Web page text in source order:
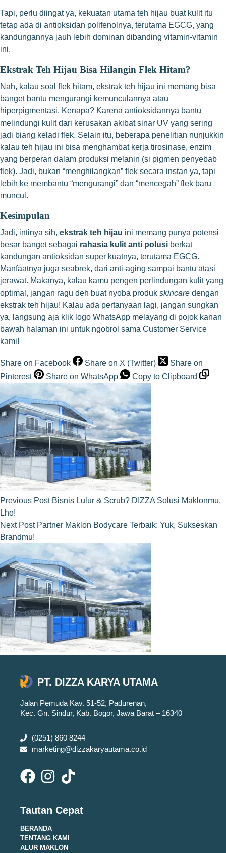
Tapi, perlu diingat ya, kekuatan utama teh hijau buat kulit itu
tetap ada di antioksidan polifenolnya, terutama EGCG, yang
kandungannya jauh lebih dominan dibanding vitamin-vitamin
ini.
Ekstrak Teh Hijau Bisa Hilangin Flek Hitam?
Nah, kalau soal flek hitam, ekstrak teh hijau ini memang bisa
banget bantu mengurangi kemunculannya atau
hiperpigmentasi. Kenapa? Karena antioksidannya bantu
melindungi kulit dari kerusakan akibat sinar UV yang sering
jadi biang keladi flek. Selain itu, beberapa penelitian nunjukkin
kalau teh hijau ini bisa menghambat kerja tirosinase, enzim
yang berperan dalam produksi melanin (si pigmen penyebab
flek). Jadi, bukan “menghilangkan” flek secara instan ya, tapi
lebih ke membantu “mengurangi” dan “mencegah” flek baru
muncul.
Kesimpulan
Jadi, intinya sih, ekstrak teh hijau ini memang punya potensi
besar banget sebagai rahasia kulit anti polusi berkat
kandungan antioksidan super kuatnya, terutama EGCG.
Manfaatnya juga seabrek, dari anti-aging sampai bantu atasi
jerawat. Makanya, kalau kamu pengen perlindungan kulit yang
optimal, jangan ragu deh buat nyoba produk skincare dengan
ekstrak teh hijau! Kalau ada pertanyaan lagi, jangan sungkan
ya, langsung aja klik logo WhatsApp melayang di pojok kanan
bawah halaman ini untuk ngobrol sama Customer Service
kami!
Share on Facebook Share on X (Twitter)
Share on
Pinterest
Share on WhatsApp Copy to Clipboard
Previous Post Bisnis Lulur & Scrub? DIZZA Solusi Maklonmu,
Lho!
Next Post Partner Maklon Bodycare Terbaik: Yuk, Sukseskan
Brandmu!
PT. DIZZA KARYA UTAMA
Jalan Pemuda Kav. 51-52, Padurenan,
Kec. Gn. Sindur, Kab. Bogor, Jawa Barat – 16340
(0251) 860 8244
marketing@dizzakaryautama.co.id
Tautan Cepat
BERANDA
TENTANG KAMI
ALUR MAKLON